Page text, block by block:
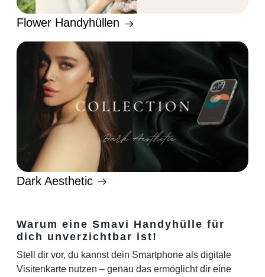
Flower Handyhüllen
Dark Aesthetic
Warum eine Smavi Handyhülle für
dich unverzichtbar ist!
Stell dir vor, du kannst dein Smartphone als digitale
Visitenkarte nutzen – genau das ermöglicht dir eine